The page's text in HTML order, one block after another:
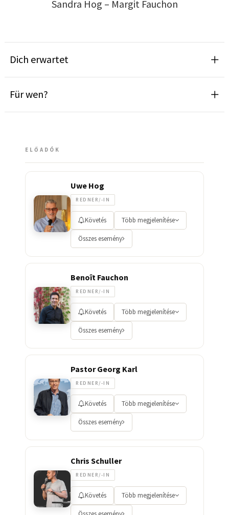
Sandra Hog – Margit Fauchon
Dich erwartet
Für wen?
ELŐADÓK
Uwe Hog
REDNER/-IN
Követés Több megjelenítése
Összes esemény
Benoît Fauchon
REDNER/-IN
Követés Több megjelenítése
Összes esemény
Pastor Georg Karl
REDNER/-IN
Követés Több megjelenítése
Összes esemény
Chris Schuller
REDNER/-IN
Követés Több megjelenítése